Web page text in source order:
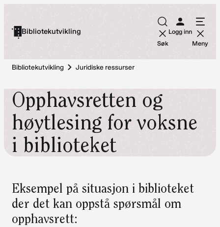
innholdBibliotekutvikling
Søk
Logg inn
Meny
Bibliotekutvikling Juridiske ressurser
Opphavsretten og
høytlesing for voksne
i biblioteket
Eksempel på situasjon i biblioteket
der det kan oppstå spørsmål om
opphavsrett: